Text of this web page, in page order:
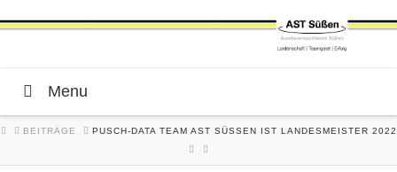
Menu
HOMEBEITRÄGE PUSCH-DATA TEAM AST SÜSSEN IST LANDESMEISTER 2022